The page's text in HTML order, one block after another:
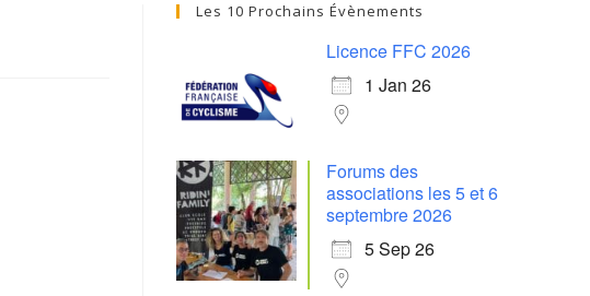
Les 10 Prochains Évènements
Licence FFC 2026
1 Jan 26
Forums des
associations les 5 et 6
septembre 2026
5 Sep 26